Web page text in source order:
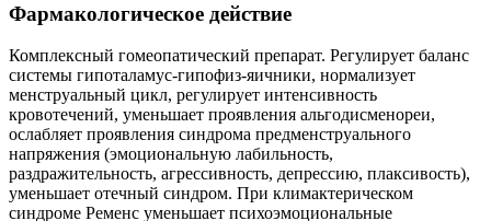
Фармакологическое действие
Комплексный гомеопатический препарат. Регулирует баланс
системы гипоталамус-гипофиз-яичники, нормализует
менструальный цикл, регулирует интенсивность
кровотечений, уменьшает проявления альгодисменореи,
ослабляет проявления синдрома предменструального
напряжения (эмоциональную лабильность,
раздражительность, агрессивность, депрессию, плаксивость),
уменьшает отечный синдром. При климактерическом
синдроме Ременс уменьшает психоэмоциональные